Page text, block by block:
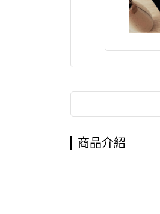
商品介紹